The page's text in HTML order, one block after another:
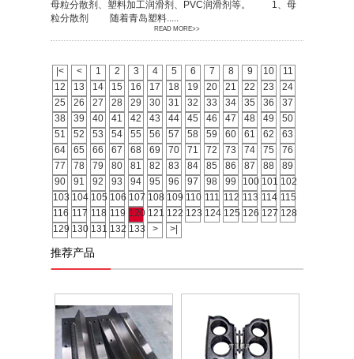
母粒分散剂、塑料加工润滑剂、PVC润滑剂等。 1、母
粒分散剂 随着青岛塑料.....
READ MORE>>
|< < 1 2 3 4 5 6 7 8 9 10
11
12
13 14 15 16 17 18 19 20 21 22 23
24
25
26 27 28 29 30 31 32 33 34 35 36
37
38
39 40 41 42 43 44 45 46 47 48 49
50
51
52 53 54 55 56 57 58 59 60 61 62
63
64
65 66 67 68 69 70 71 72 73 74 75
76
77
78 79 80 81 82 83 84 85 86 87 88
89
90
91 92 93 94 95 96 97 98 99 100 101 102
103 104 105 106 107 108 109 110 111 112 113 114 115
116 117 118 119 120 121 122 123 124 125 126 127 128
129 130 131 132 133 > >|
推荐产品